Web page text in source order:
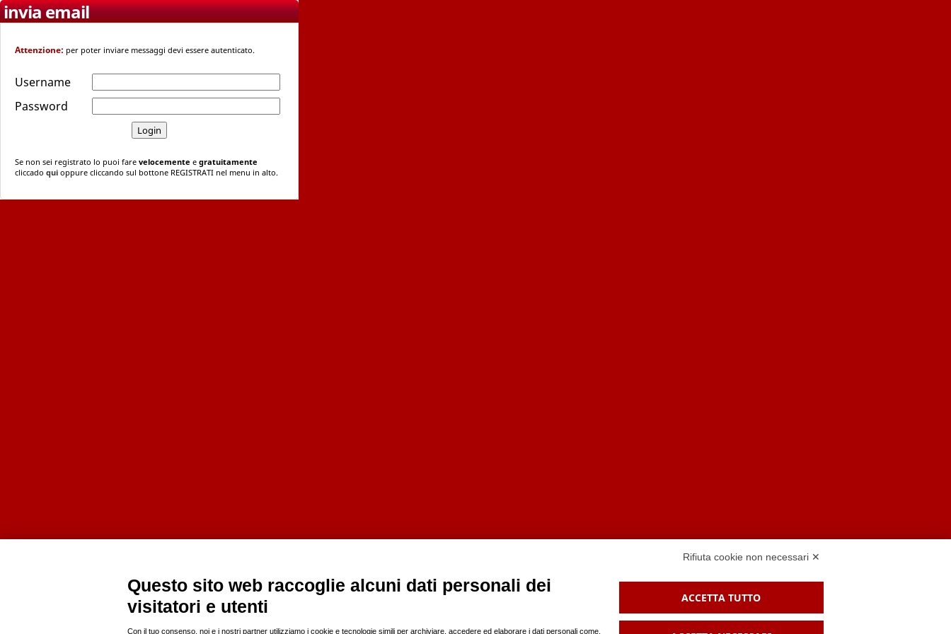
invia email
Attenzione: per poter inviare messaggi devi essere autenticato.
Username
Password
Se non sei registrato lo puoi fare velocemente e gratuitamente
cliccado qui oppure cliccando sul bottone REGISTRATI nel menu in alto.
Rifiuta cookie non necessari ✕
Questo sito web raccoglie alcuni dati personali dei
visitatori e utenti
Con il tuo consenso, noi e i nostri partner utilizziamo i cookie e tecnologie simili per archiviare, accedere ed elaborare i dati personali come,
ACCETTA TUTTO